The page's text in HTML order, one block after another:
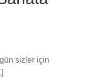
sizler için